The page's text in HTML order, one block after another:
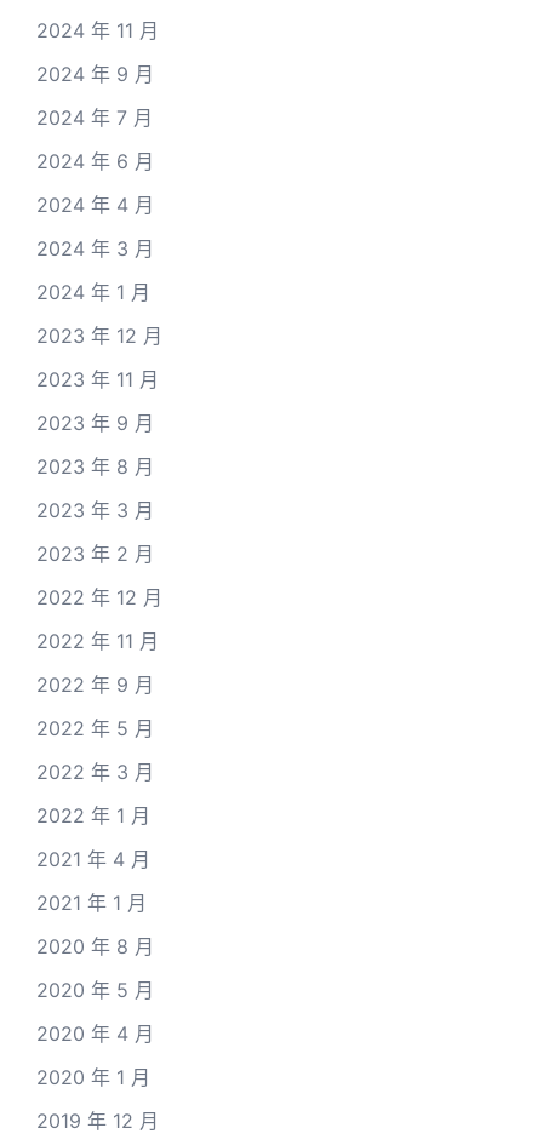
2024 年 11 月
2024 年 9 月
2024 年 7 月
2024 年 6 月
2024 年 4 月
2024 年 3 月
2024 年 1 月
2023 年 12 月
2023 年 11 月
2023 年 9 月
2023 年 8 月
2023 年 3 月
2023 年 2 月
2022 年 12 月
2022 年 11 月
2022 年 9 月
2022 年 5 月
2022 年 3 月
2022 年 1 月
2021 年 4 月
2021 年 1 月
2020 年 8 月
2020 年 5 月
2020 年 4 月
2020 年 1 月
2019 年 12 月